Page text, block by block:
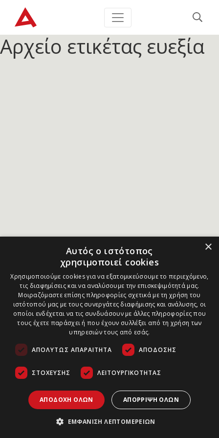
Αρχείο ετικέτας ευεξία
×
Αυτός ο ιστότοπος
χρησιμοποιεί cookies
Χρησιμοποιούμε cookies για να εξατομικεύσουμε το περιεχόμενο,
τις διαφημίσεις και να αναλύσουμε την επισκεψιμότητά μας.
Μοιραζόμαστε επίσης πληροφορίες σχετικά με τη χρήση του
ιστότοπού μας με τους συνεργάτες διαφήμισης και ανάλυσης, οι
οποίοι ενδέχεται να τις συνδυάσουν με άλλες πληροφορίες που
τους έχετε παράσχει ή που έχουν συλλέξει από τη χρήση των
υπηρεσιών τους από εσάς.
ΑΠΟΛΎΤΩΣ ΑΠΑΡΑΊΤΗΤΑ ΑΠΌΔΟΣΗΣ
ΣΤΌΧΕΥΣΗΣ ΛΕΙΤΟΥΡΓΙΚΌΤΗΤΑΣ
ΑΠΟΔΟΧΉ ΌΛΩΝ ΑΠΌΡΡΙΨΗ ΌΛΩΝ
ΕΜΦΆΝΙΣΗ ΛΕΠΤΟΜΕΡΕΙΏΝ